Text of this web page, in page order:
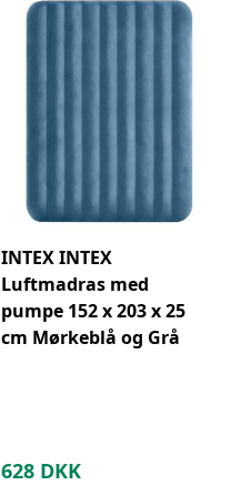
INTEX INTEX
Luftmadras med
pumpe 152 x 203 x 25
cm Mørkeblå og Grå
628 DKK